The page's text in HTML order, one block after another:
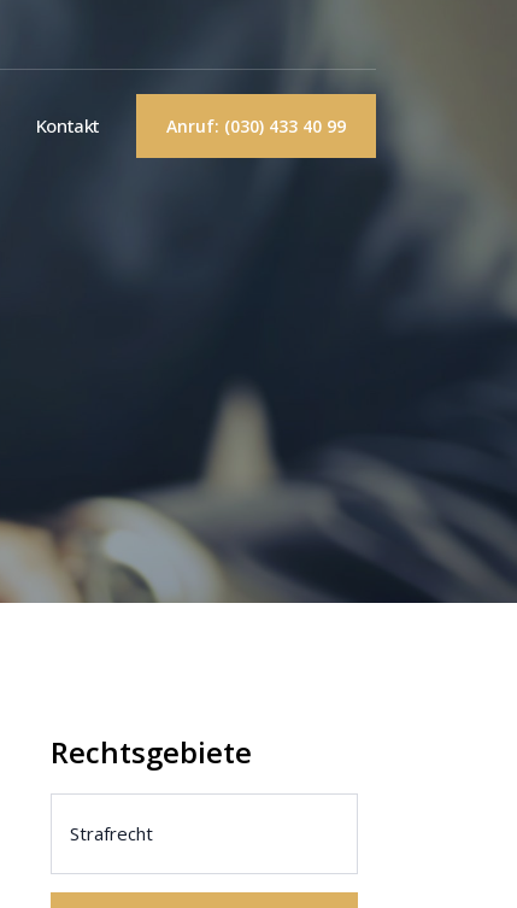
Kontakt Anruf: (030) 433 40 99
Rechtsgebiete
Strafrecht